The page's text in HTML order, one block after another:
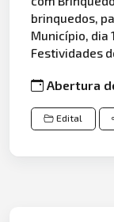
brinquedos,
Município, dia
Festividades
Abertura
Edital